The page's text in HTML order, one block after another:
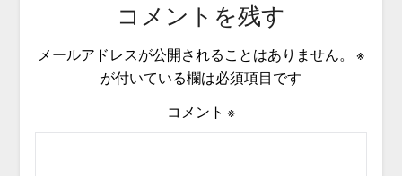
コメントを残す
メールアドレスが公開されることはありません。
※
が付いている欄は必須項目です
コメント ※